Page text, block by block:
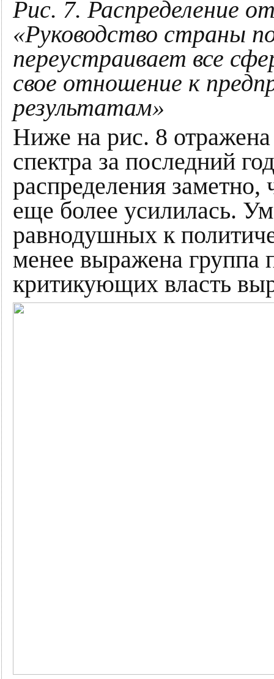
Рис. 7. Распределение
«Руководство страны
переустраивает все
свое отношение к
результатам»
Ниже на рис. 8
спектра за последний
распределения заметно,
еще более усилилась.
равнодушных к
менее выражена группа
критикующих власть